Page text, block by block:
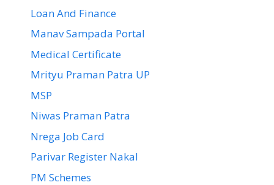
Loan And Finance
Manav Sampada Portal
Medical Certificate
Mrityu Praman Patra UP
MSP
Niwas Praman Patra
Nrega Job Card
Parivar Register Nakal
PM Schemes